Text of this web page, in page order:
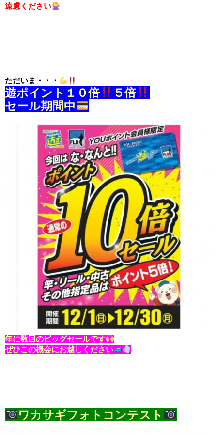
遠慮ください
ただいま・・・
遊ポイント１０倍
５倍
セール期間中
年に数回のビッグセールです
ぜひこの機会にお越しください
ワカサギフォトコンテスト